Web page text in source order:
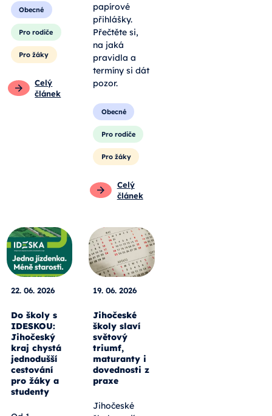
Obecné
Pro rodiče
Pro žáky
Celý
článek
papírové
přihlášky.
Přečtěte si,
na jaká
pravidla a
termíny si dát
pozor.
Obecné
Pro rodiče
Pro žáky
Celý
článek
22. 06. 2026
Do školy s
IDESKOU:
Jihočeský
kraj chystá
jednodušší
cestování
pro žáky a
studenty
19. 06. 2026
Jihočeské
školy slaví
světový
triumf,
maturanty i
dovednosti z
praxe
Jihočeské